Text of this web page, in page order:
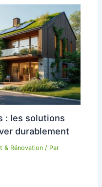
: les solutions
durablement
& Rénovation / Par